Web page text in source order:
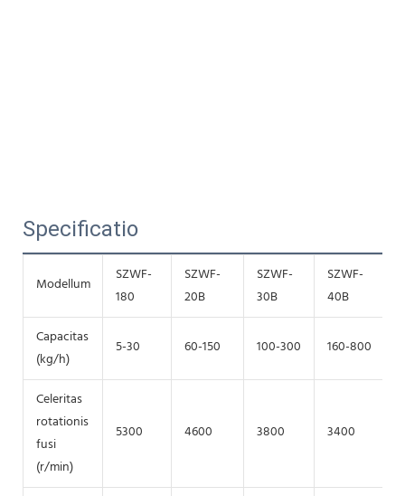
Specificatio
Modellum
SZWF-
180
SZWF-
20B
SZWF-
30B
SZWF-
40B
Capacitas
(kg/h)
5-30 60-150 100-300 160-800
Celeritas
rotationis
fusi
(r/min)
5300 4600 3800 3400